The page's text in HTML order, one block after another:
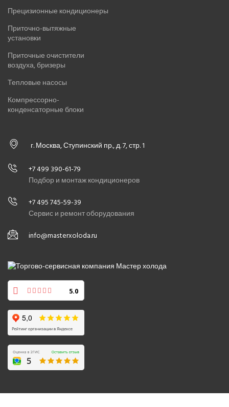
Прецизионные кондиционеры
Приточно-вытяжные
установки
Приточные очистители
воздуха, бризеры
Тепловые насосы
Компрессорно-
конденсаторные блоки
г. Москва, Ступинский пр., д. 7, стр. 1
+7 499 390-61-79
Подбор и монтаж кондиционеров
+7 495 745-59-39
Сервис и ремонт оборудования
info@masterxoloda.ru
5.0